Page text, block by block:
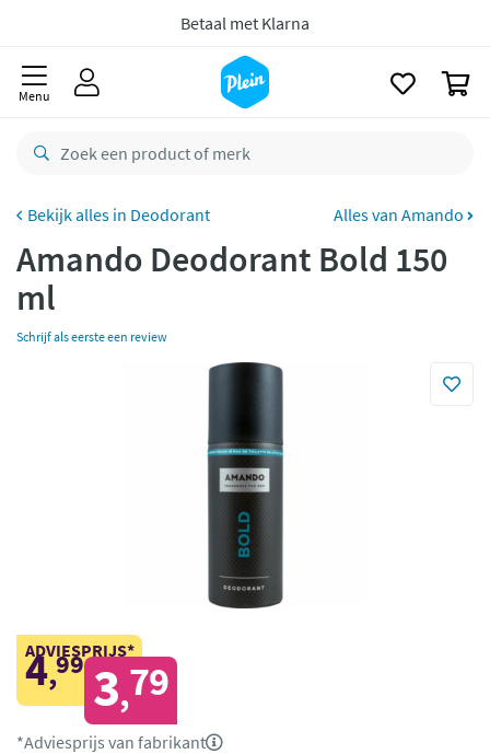
Gratisretourneren
8,7/10
CO2 neutraal
Menu
Deodorant Alles van Amando
Amando Deodorant Bold 150
ml
Schrijf als eerste een review
ADVIESPRIJS*
4,99 3,79
*Adviesprijs van fabrikant